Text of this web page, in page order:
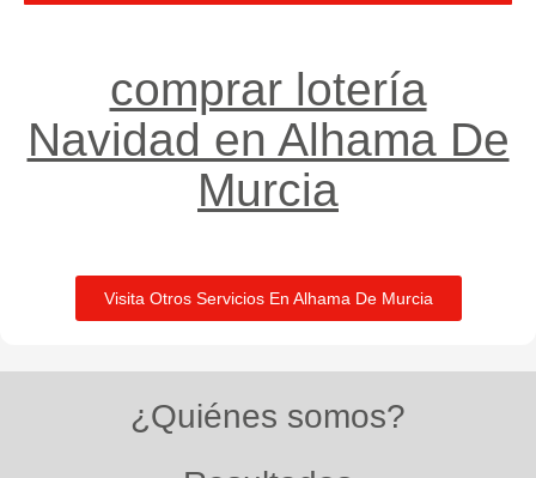
comprar lotería
Navidad en Alhama De
Murcia
Visita Otros Servicios En Alhama De Murcia
¿Quiénes somos?